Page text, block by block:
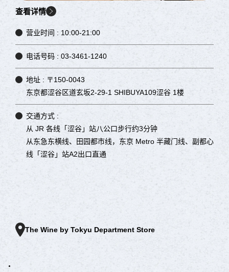
查看详情
营业时间 : 10:00-21:00
电话号码 : 03-3461-1240
地址 : 〒150-0043
东京都涩谷区道玄坂2-29-1 SHIBUYA109涩谷 1楼
交通方式 :
从 JR 各线「涩谷」站八公口步行约3分钟
从东急东横线、田园都市线，东京 Metro 半藏门线、副都心
线「涩谷」站A2出口直通
The Wine by Tokyu Department Store